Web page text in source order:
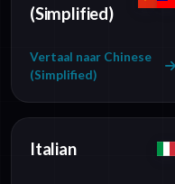
(Simplified)
Vertaal naar Chinese
(Simplified)
Italian